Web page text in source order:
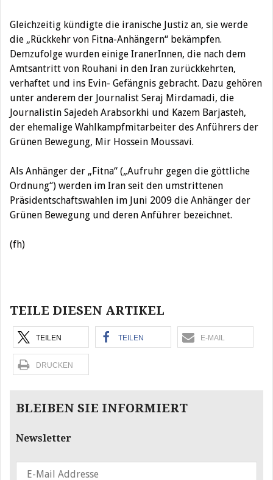
Gleichzeitig kündigte die iranische Justiz an, sie werde
die „Rückkehr von Fitna-Anhängern“ bekämpfen.
Demzufolge wurden einige IranerInnen, die nach dem
Amtsantritt von Rouhani in den Iran zurückkehrten,
verhaftet und ins Evin- Gefängnis gebracht. Dazu gehören
unter anderem der Journalist Seraj Mirdamadi, die
Journalistin Sajedeh Arabsorkhi und Kazem Barjasteh,
der ehemalige Wahlkampfmitarbeiter des Anführers der
Grünen Bewegung, Mir Hossein Moussavi.
Als Anhänger der „Fitna“ („Aufruhr gegen die göttliche
Ordnung“) werden im Iran seit den umstrittenen
Präsidentschaftswahlen im Juni 2009 die Anhänger der
Grünen Bewegung und deren Anführer bezeichnet.
(fh)
TEILE DIESEN ARTIKEL
TEILEN TEILEN E-MAIL
DRUCKEN
BLEIBEN SIE INFORMIERT
Newsletter